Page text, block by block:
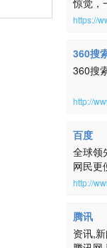
惊觉，
区，在
程、
话题。
唱清词
溪·韵
https://
360搜
360搜
http://
百度
全球领
网民更
百度超
http://
腾讯
资讯,